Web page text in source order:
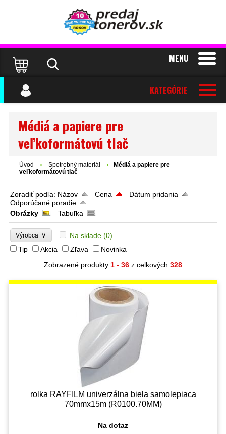
MENU
KATEGÓRIE
Médiá a papiere pre
veľkoformátovú tlač
Úvod Spotrebný materiál
Médiá a papiere pre
veľkoformátovú tlač
Zoradiť podľa: Názov Cena
Dátum pridania
Odporúčané poradie
Obrázky
Tabuľka
Výrobca ∨ Na sklade (0)
Tip
Akcia Zľava
Novinka
Zobrazené produkty 1 - 36 z celkových 328
rolka RAYFILM univerzálna biela samolepiaca
70mmx15m (R0100.70MM)
Na dotaz